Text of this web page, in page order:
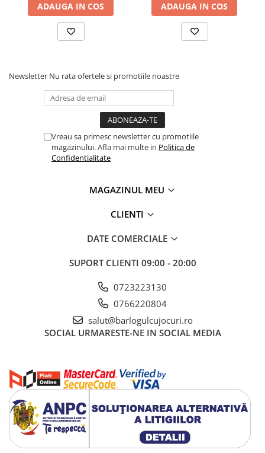
ADAUGA IN COS ADAUGA IN COS
Newsletter Nu rata ofertele si promotiile noastre
Vreau sa primesc newsletter cu promotiile
magazinului. Afla mai multe in Politica de
Confidentialitate
MAGAZINUL MEU
CLIENTI
DATE COMERCIALE
SUPORT CLIENTI 09:00 - 20:00
0723223130
0766220804
salut@barlogulcujocuri.ro
SOCIAL URMARESTE-NE IN SOCIAL MEDIA